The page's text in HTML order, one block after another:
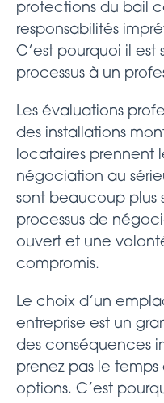
protections du bail
responsabilités
C’est pourquoi il
processus à un
Les évaluations
des installations
locataires prennent
négociation au
sont beaucoup plus
processus de
ouvert et une
compromis.
Le choix d’un
entreprise est un
des conséquences
prenez pas le temps
options. C’est